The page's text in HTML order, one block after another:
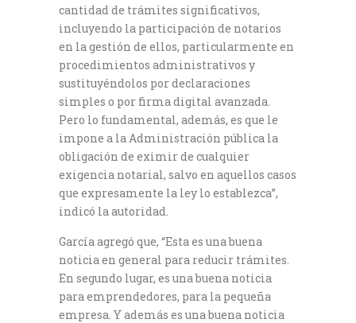
cantidad de trámites significativos,
incluyendo la participación de notarios
en la gestión de ellos, particularmente en
procedimientos administrativos y
sustituyéndolos por declaraciones
simples o por firma digital avanzada.
Pero lo fundamental, además, es que le
impone a la Administración pública la
obligación de eximir de cualquier
exigencia notarial, salvo en aquellos casos
que expresamente la ley lo establezca”,
indicó la autoridad.
García agregó que, “Esta es una buena
noticia en general para reducir trámites.
En segundo lugar, es una buena noticia
para emprendedores, para la pequeña
empresa. Y además es una buena noticia